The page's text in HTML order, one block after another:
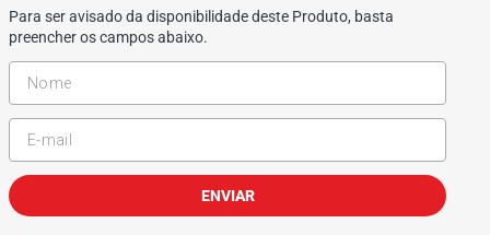
Para ser avisado da disponibilidade deste Produto, basta
preencher os campos abaixo.
ENVIAR